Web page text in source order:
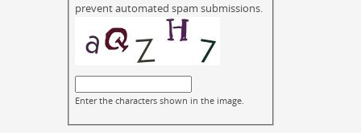
prevent automated spam submissions.
Enter the characters shown in the image.